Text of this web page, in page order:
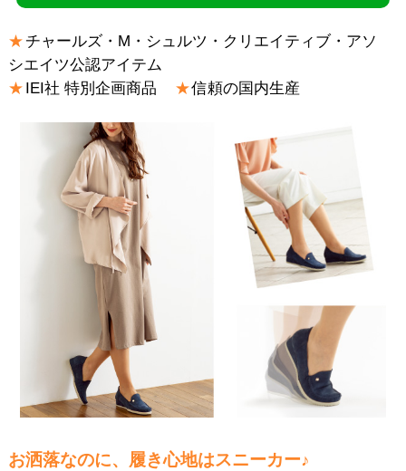
チャールズ・M・シュルツ・クリエイティブ・アソ
シエイツ公認アイテム
IEI社 特別企画商品
信頼の国内生産
お洒落なのに、履き心地はスニーカー♪